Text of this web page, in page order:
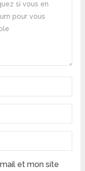
et mon site